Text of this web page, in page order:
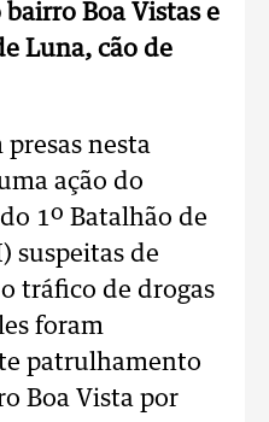
Boa Vistas e
Luna, cão de
presas nesta
ação do
1º Batalhão de
suspeitas de
tráfico de drogas
foram
patrulhamento
Boa Vista por